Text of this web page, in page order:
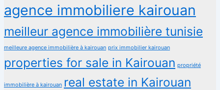
agence immobiliere kairouan
meilleur agence immobilière tunisie
meilleure agence immobilière à kairouan prix immobilier kairouan
properties for sale in Kairouan propriété
immobilière à kairouan real estate in Kairouan